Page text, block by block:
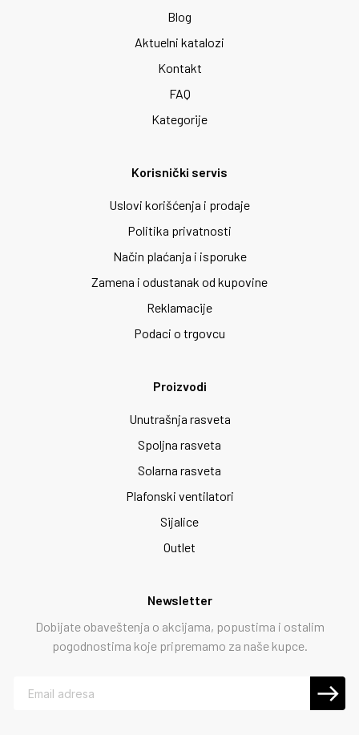
Blog
Aktuelni katalozi
Kontakt
FAQ
Kategorije
Korisnički servis
Uslovi korišćenja i prodaje
Politika privatnosti
Način plaćanja i isporuke
Zamena i odustanak od kupovine
Reklamacije
Podaci o trgovcu
Proizvodi
Unutrašnja rasveta
Spoljna rasveta
Solarna rasveta
Plafonski ventilatori
Sijalice
Outlet
Newsletter
Dobijate obaveštenja o akcijama, popustima i ostalim
pogodnostima koje pripremamo za naše kupce.